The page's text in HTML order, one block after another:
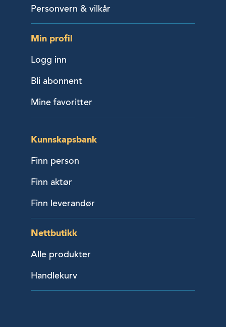
Personvern & vilkår
Min profil
Logg inn
Bli abonnent
Mine favoritter
Kunnskapsbank
Finn person
Finn aktør
Finn leverandør
Nettbutikk
Alle produkter
Handlekurv